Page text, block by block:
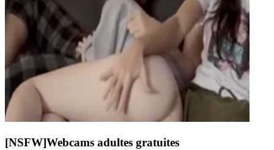
[NSFW]Webcams adultes gratuites